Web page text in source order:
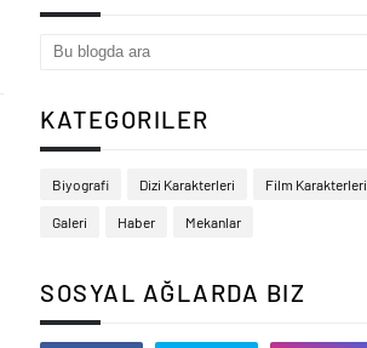
KATEGORILER
Biyografi Dizi Karakterleri Film Karakterleri
Galeri Haber Mekanlar
SOSYAL AĞLARDA BIZ